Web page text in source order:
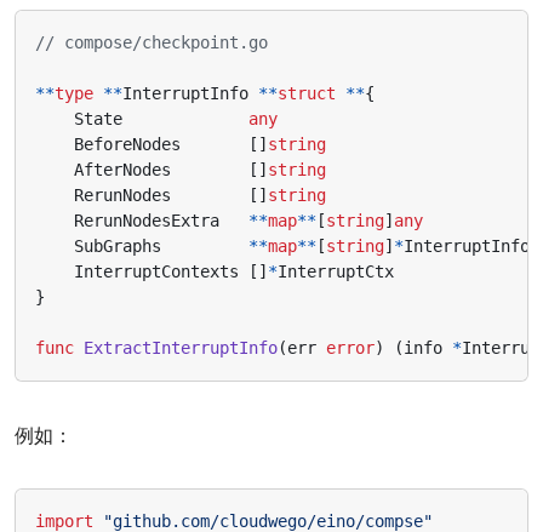
// compose/checkpoint.go
**type **InterruptInfo **struct **{
State
any
BeforeNodes
[]string
AfterNodes
[]string
RerunNodes
[]string
RerunNodesExtra
**map**[string]any
SubGraphs
**map**[string]*InterruptInfo
InterruptContexts
[]*InterruptCtx
}
func ExtractInterruptInfo(err error) (info *
例如：
import "github.com/cloudwego/eino/compse"